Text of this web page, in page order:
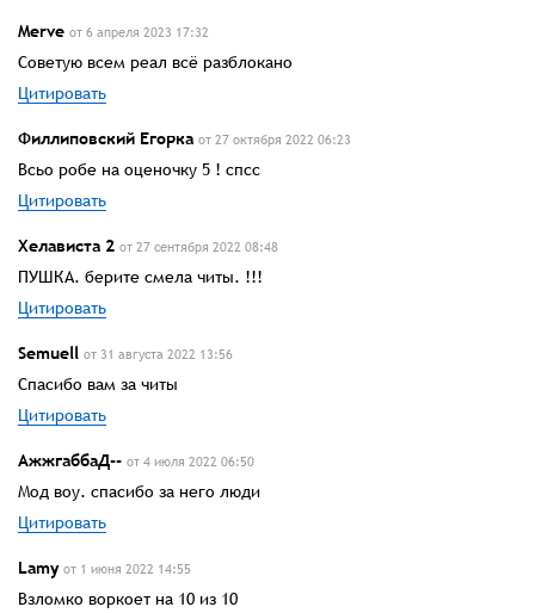
Merve от 6 апреля 2023 17:32
Советую всем реал всё разблокано
Цитировать
Филлиповский Егорка от 27 октября 2022 06:23
Всьо робе на оценочку 5 ! спсс
Цитировать
Хелависта 2 от 27 сентября 2022 08:48
ПУШКА. берите смела читы. !!!
Цитировать
Semuell от 31 августа 2022 13:56
Спасибо вам за читы
Цитировать
АжжгаббаД-- от 4 июля 2022 06:50
Мод воу. спасибо за него люди
Цитировать
Lamy от 1 июня 2022 14:55
Взломко воркоет на 10 из 10